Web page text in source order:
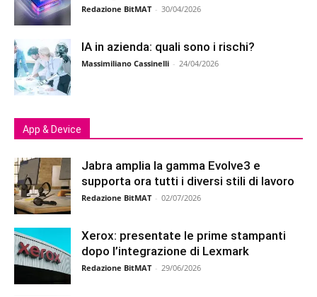
Redazione BitMAT - 30/04/2026
IA in azienda: quali sono i rischi?
Massimiliano Cassinelli - 24/04/2026
App & Device
Jabra amplia la gamma Evolve3 e
supporta ora tutti i diversi stili di lavoro
Redazione BitMAT - 02/07/2026
Xerox: presentate le prime stampanti
dopo l’integrazione di Lexmark
Redazione BitMAT - 29/06/2026